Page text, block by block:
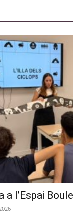
a l’Espai Boule